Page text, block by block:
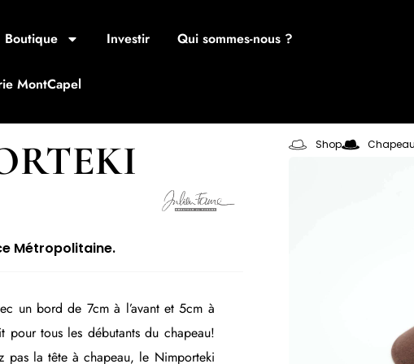
Boutique Investir Qui sommes-nous ?
MontCapel
Métropolitaine.
un bord de 7cm à l’avant et 5cm à
pour tous les débutants du chapeau!
pas la tête à chapeau, le Nimporteki
Shop Chapeau